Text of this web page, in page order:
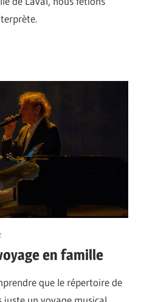
en famille
que le répertoire de